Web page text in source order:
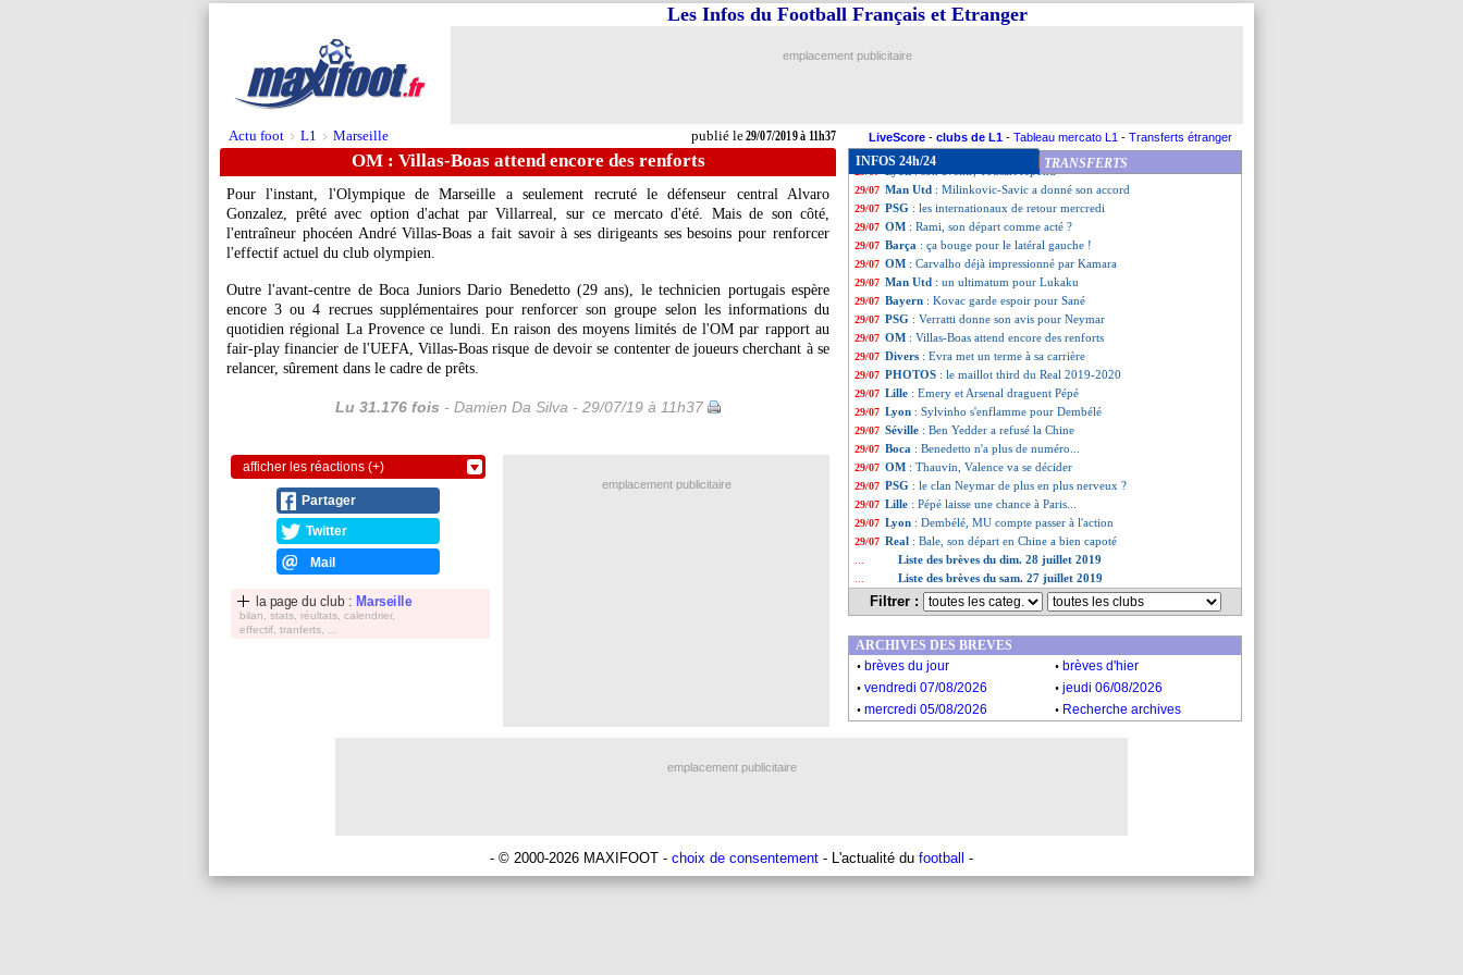
Actu foot > L1 > Marseille publié le29/07/2019 à 11h37
Les Infos du Football Français et Etranger
emplacement publicitaire
LiveScore - clubs de L1 - Tableau mercato L1 - Transferts étranger
OM : Villas-Boas attend encore des renforts
Pour l'instant, l'Olympique de Marseille a seulement recruté le défenseur central Alvaro
Gonzalez, prêté avec option d'achat par Villarreal, sur ce mercato d'été. Mais de son côté,
l'entraîneur phocéen André Villas-Boas a fait savoir à ses dirigeants ses besoins pour renforcer
l'effectif actuel du club olympien.
Outre l'avant-centre de Boca Juniors Dario Benedetto (29 ans), le technicien portugais espère
encore 3 ou 4 recrues supplémentaires pour renforcer son groupe selon les informations du
quotidien régional La Provence ce lundi. En raison des moyens limités de l'OM par rapport au
fair-play financier de l'UEFA, Villas-Boas risque de devoir se contenter de joueurs cherchant à se
relancer, sûrement dans le cadre de prêts.
Lu 31.176 fois - Damien Da Silva - 29/07/19 à 11h37
afficher les réactions (+)
Partager
Twitter
Mail
la page du club : Marseille
bilan, stats, réultats, calendrier,
effectif, tranferts, ...
INFOS 24h/24 TRANSFERTS
29/07 PSG: Rimane sur le départ
29/07 Montpellier : Skhiri vendu à Cologne (off.)
29/07 PSG
29/07 OM: Gustavo, rendez-vous avec Fenerbahçe ?
29/07 EdF: Knysna, Evra devait lire la lettre
: son avenir, Tousart répond
29/07 Man Utd : Milinkovic-Savic a donné son accord
29/07 PSG : les internationaux de retour mercredi
29/07 OM : Rami, son départ comme acté ?
29/07 Barça : ça bouge pour le latéral gauche !
29/07 OM : Carvalho déjà impressionné par Kamara
29/07 Man Utd : un ultimatum pour Lukaku
29/07 Bayern : Kovac garde espoir pour Sané
29/07 PSG : Verratti donne son avis pour Neymar
29/07 OM : Villas-Boas attend encore des renforts
29/07 Divers : Evra met un terme à sa carrière
29/07 PHOTOS : le maillot third du Real 2019-2020
29/07 Lille : Emery et Arsenal draguent Pépé
29/07 Lyon : Sylvinho s'enflamme pour Dembélé
29/07 Séville : Ben Yedder a refusé la Chine
29/07 Boca : Benedetto n'a plus de numéro...
29/07 OM : Thauvin, Valence va se décider
29/07 PSG : le clan Neymar de plus en plus nerveux ?
29/07 Lille : Pépé laisse une chance à Paris...
29/07 Lyon : Dembélé, MU compte passer à l'action
29/07 Real : Bale, son départ en Chine a bien capoté
Liste des brèves du dim. 28 juillet 2019
Liste des brèves du sam. 27 juillet 2019
Filtrer :
emplacement publicitaire
ARCHIVES DES BREVES
. brèves du jour . brèves d'hier
. vendredi 07/08/2026 . jeudi 06/08/2026
. mercredi 05/08/2026 . Recherche archives
emplacement publicitaire
- © 2000-2026 MAXIFOOT - choix de consentement - L'actualité du football -